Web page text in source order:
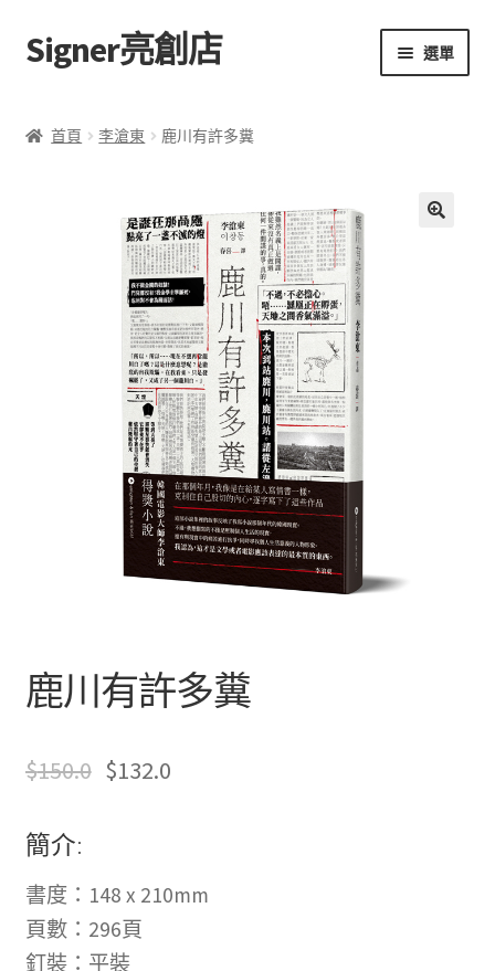
跳
至
覽
跳
至
要
Signer亮創店 選單
學校選書（小學）
學校選書（中學）
「此時此地 看見亮光」2025特展
聯絡我們+郵費
登入
首頁 李滄東 鹿川有許多糞
鹿川有許多糞
$150.0 $132.0
簡介:
書度：148 x 210mm
頁數：296頁
釘裝：平裝